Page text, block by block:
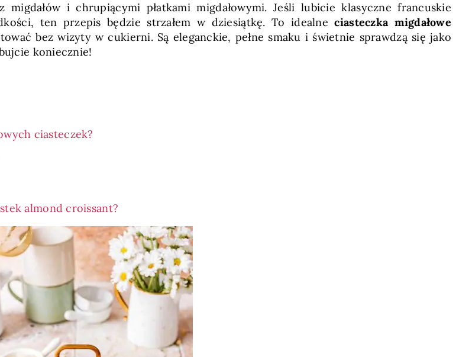
i chrupiącymi płatkami migdałowymi. Jeśli lubicie klasyczne francuskie
ten przepis będzie strzałem w dziesiątkę. To idealneciasteczka migdałowe
bez wizyty w cukierni. Są eleganckie, pełne smaku i świetnie sprawdzą się jako
koniecznie!
ciasteczek?
almond croissant?